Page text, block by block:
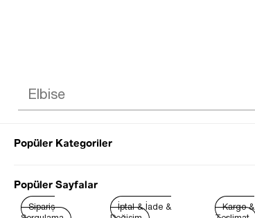
Popüler Kategoriler
Popüler Sayfalar
Sipariş
İptal & İade &
Kargo &